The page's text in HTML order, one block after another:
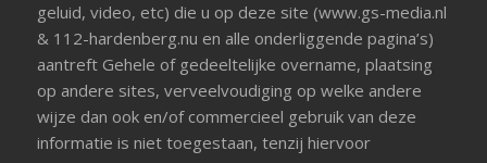
geluid, video, etc) die u op deze site (www.gs-media.nl
& 112-hardenberg.nu en alle onderliggende pagina’s)
aantreft Gehele of gedeeltelijke overname, plaatsing
op andere sites, verveelvoudiging op welke andere
wijze dan ook en/of commercieel gebruik van deze
informatie is niet toegestaan, tenzij hiervoor